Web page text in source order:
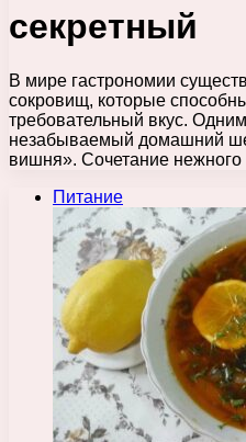
секретный
В мире гастрономии
сокровищ, которые
требовательный вкус.
незабываемый домашний
вишня». Сочетание
Питание